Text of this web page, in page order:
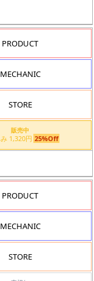
PRODUCT
MECHANIC
STORE
販売中
あみあみ 1,320円 25%Off
PRODUCT
MECHANIC
STORE